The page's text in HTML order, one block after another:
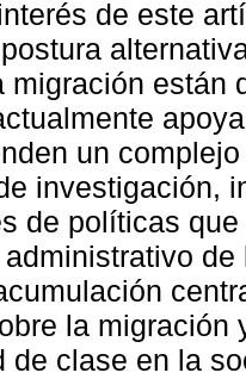
de este
migración están
un
investigación,
de políticas
la migración
de clase en la